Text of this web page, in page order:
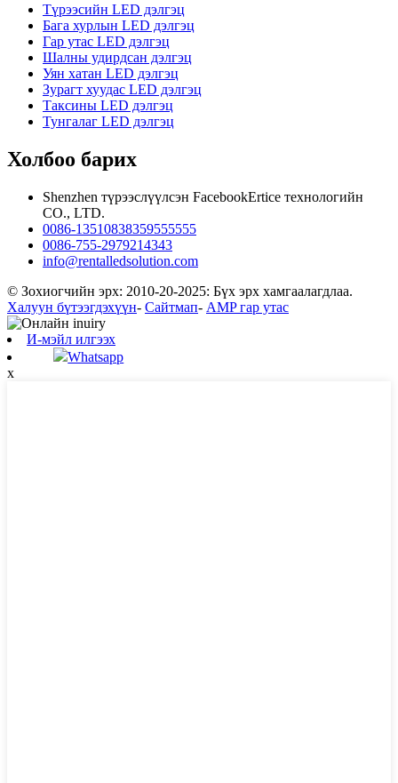
Түрээсийн LED дэлгэц
Бага хурлын LED дэлгэц
Гар утас LED дэлгэц
Шалны удирдсан дэлгэц
Уян хатан LED дэлгэц
Зурагт хуудас LED дэлгэц
Таксины LED дэлгэц
Тунгалаг LED дэлгэц
Холбоо барих
Shenzhen түрээслүүлсэн FacebookErtice технологийн
CO., LTD.
0086-13510838359555555
0086-755-2979214343
info@rentalledsolution.com
© Зохиогчийн эрх: 2010-20-2025: Бүх эрх хамгаалагдлаа.
Халуун бүтээгдэхүүн- Сайтмап- AMP гар утас
И-мэйл илгээх
Whatsapp
x